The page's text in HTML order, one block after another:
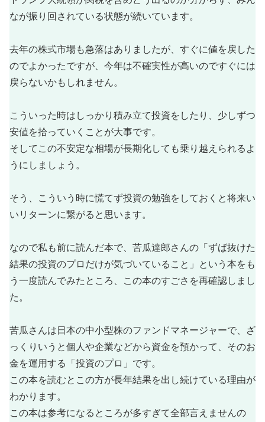
なが振り回されている状態が続いています。
去年の株式市場も急落はありましたが、すぐに値を戻した
のでよかったですが、今年は不確実性が高いのですぐには
戻らないかもしれません。
こういった時はしっかり積み立て投資をしたり、少しずつ
安値を拾っていくことが大事です。
そしてこの不安定な相場が長期化しても乗り越えられるよ
うにしましょう。
そう、こういう時に慌てず投資の勉強をしておくと将来い
いリターンに繋がると思います。
なので私も前に読んだ本で、苦瓜達郎さんの「ずば抜けた
結果の投資のプロだけが気づいていること」という本をも
う一度読んでみたところ、この本のすごさを再確認しまし
た。
苦瓜さんは日本の中小型株のファンドマネージャーで、ざ
っくりいうと個人や企業などから資金を預かって、そのお
金を運用する「投資のプロ」です。
この本を読むとこの方が長年結果を出し続けている理由が
わかります。
この本は参考になるところが多すぎて全部言えませんの